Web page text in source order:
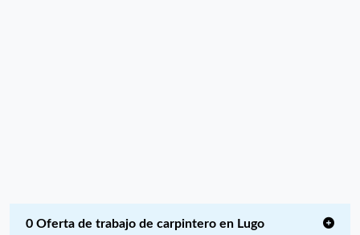
0 Oferta de trabajo de carpintero en Lugo